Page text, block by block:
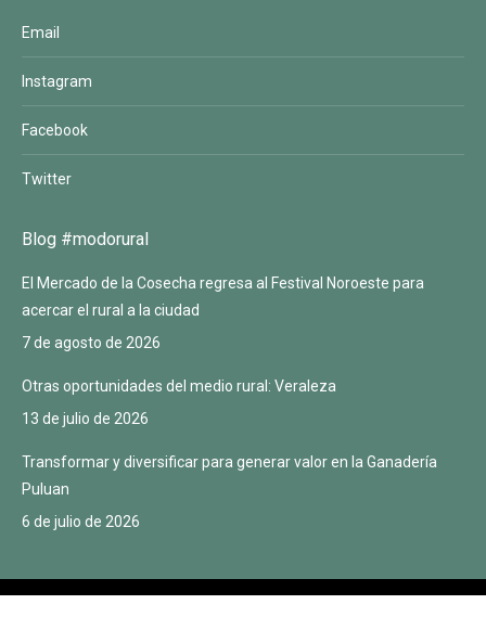
Email
Instagram
Facebook
Twitter
Blog #modorural
El Mercado de la Cosecha regresa al Festival Noroeste para
acercar el rural a la ciudad
7 de agosto de 2026
Otras oportunidades del medio rural: Veraleza
13 de julio de 2026
Transformar y diversificar para generar valor en la Ganadería
Puluan
6 de julio de 2026